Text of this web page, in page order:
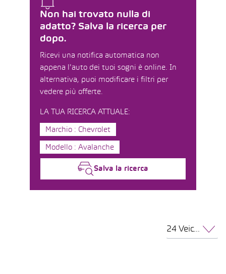
Non hai trovato nulla di
adatto? Salva la ricerca per
dopo.
Ricevi una notifica automatica non
appena l'auto dei tuoi sogni è online. In
alternativa, puoi modificare i filtri per
vedere più offerte.
LA TUA RICERCA ATTUALE:
Marchio : Chevrolet
Modello : Avalanche
Salva la ricerca
24 Veicoli per pagina